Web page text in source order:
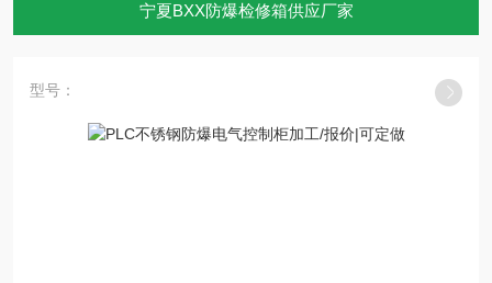
宁夏BXX防爆检修箱供应厂家
型号：